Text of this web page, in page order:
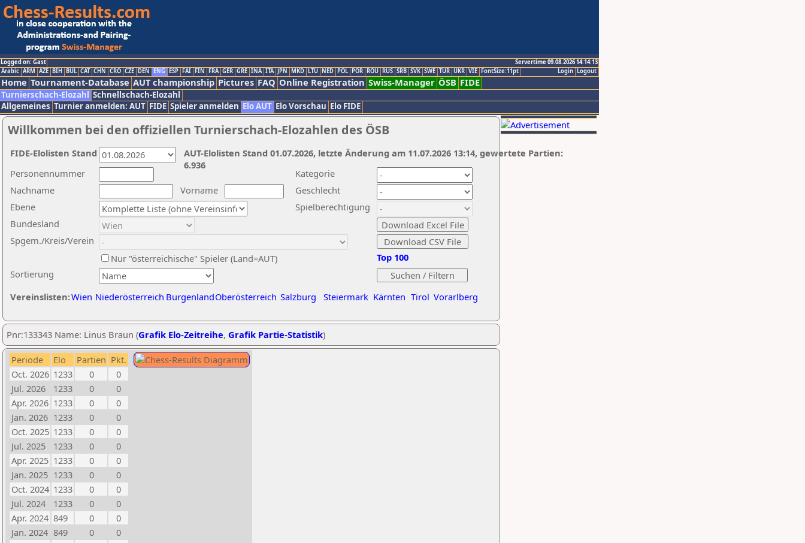
Logged on: Gast
Servertime 09.08.2026 14:14:13
Logout
Login
Arabic ARM AZE BIH BUL CAT CHN CRO CZE DEN ENG ESP FAI FIN FRA GER GRE INA ITA JPN MKD LTU NED POL POR ROU RUS SRB SVK SWE TUR UKR VIE FontSize:11pt
Home Tournament-Database AUT championship Pictures FAQ Online Registration Swiss-Manager ÖSB FIDE
Turnierschach-Elozahl Schnellschach-Elozahl
Allgemeines Turnier anmelden: AUT FIDE Spieler anmelden Elo AUT Elo Vorschau Elo FIDE
Willkommen bei den offiziellen Turnierschach-Elozahlen des ÖSB
Nachname
Vorname
Ebene
Kategorie
Sortierung
Personennummer
Bundesland
Spgem./Kreis/Verein
Geschlecht
Nur "österreichische" Spieler (Land=AUT)
Spielberechtigung
Vereinslisten:Wien Niederösterreich BurgenlandOberösterreich Salzburg Steiermark Kärnten Tirol Vorarlberg
Top 100
AUT-Elolisten Stand 01.07.2026, letzte Änderung am 11.07.2026 13:14, gewertete Partien:
6.936
FIDE-Elolisten Stand
Pnr:133343 Name: Linus Braun (Grafik Elo-Zeitreihe, Grafik Partie-Statistik)
Periode Elo Partien Pkt.
Oct. 2026 1233 0
0
Jul. 2026
1233 0
0
Apr. 2026 1233 0
0
Jan. 2026 1233 0
0
Oct. 2025 1233 0
0
Jul. 2025
1233 0
0
Apr. 2025 1233 0
0
Jan. 2025 1233 0
0
Oct. 2024 1233 0
0
Jul. 2024
1233 0
0
Apr. 2024 849 0
0
Jan. 2024 849 0
0